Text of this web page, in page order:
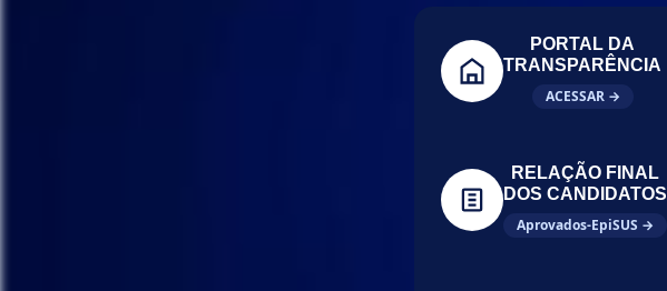
PORTAL DA
TRANSPARÊNCIA
ACESSAR →
RELAÇÃO FINAL
DOS CANDIDATOS
Aprovados-EpiSUS →